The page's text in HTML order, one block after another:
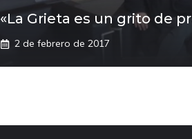
«La Grieta es un grito de
2 de febrero de 2017